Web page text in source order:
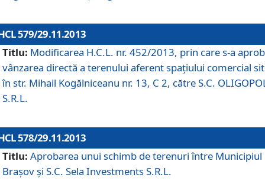
579/29.11.2013
Titlu: Modificarea H.C.L. nr. 452/2013, prin care s-a
vânzarea directă a terenului aferent spaţiului comercial
în str. Mihail Kogălniceanu nr. 13, C 2, către S.C.
S.R.L.
578/29.11.2013
Titlu: Aprobarea unui schimb de terenuri între Municipiul
Braşov şi S.C. Sela Investments S.R.L.